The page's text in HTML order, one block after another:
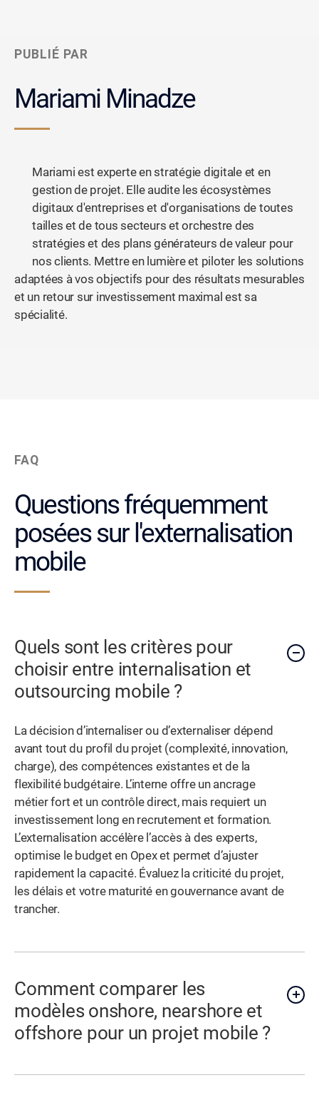
PUBLIÉ PAR
Mariami Minadze
Mariami est experte en stratégie digitale et en
gestion de projet. Elle audite les écosystèmes
digitaux d'entreprises et d'organisations de toutes
tailles et de tous secteurs et orchestre des
stratégies et des plans générateurs de valeur pour
nos clients. Mettre en lumière et piloter les solutions
adaptées à vos objectifs pour des résultats mesurables
et un retour sur investissement maximal est sa
spécialité.
FAQ
Questions fréquemment
posées sur l'externalisation
mobile
Quels sont les critères pour
choisir entre internalisation et
outsourcing mobile ?
La décision d’internaliser ou d’externaliser dépend
avant tout du profil du projet (complexité, innovation,
charge), des compétences existantes et de la
flexibilité budgétaire. L’interne offre un ancrage
métier fort et un contrôle direct, mais requiert un
investissement long en recrutement et formation.
L’externalisation accélère l’accès à des experts,
optimise le budget en Opex et permet d’ajuster
rapidement la capacité. Évaluez la criticité du projet,
les délais et votre maturité en gouvernance avant de
trancher.
Comment comparer les
modèles onshore, nearshore et
offshore pour un projet mobile ?